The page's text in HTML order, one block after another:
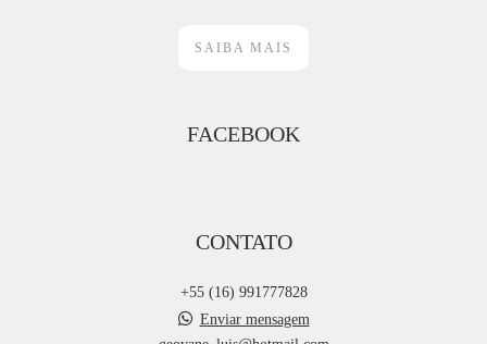
SAIBA MAIS
FACEBOOK
CONTATO
+55 (16) 991777828
Enviar mensagem